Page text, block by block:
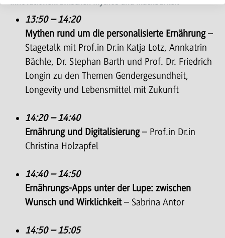
13:50 – 14:20
Mythen rund um die personalisierte Ernährung–
Stagetalk mit Prof.in Dr.in Katja Lotz, Annkatrin
Bächle, Dr. Stephan Barth und Prof. Dr. Friedrich
Longin zu den Themen Gendergesundheit,
Longevity und Lebensmittel mit Zukunft
14:20 – 14:40
Ernährung und Digitalisierung– Prof.in Dr.in
Christina Holzapfel
14:40 – 14:50
Ernährungs-Apps unter der Lupe: zwischen
Wunsch und Wirklichkeit– Sabrina Antor
14:50 – 15:05